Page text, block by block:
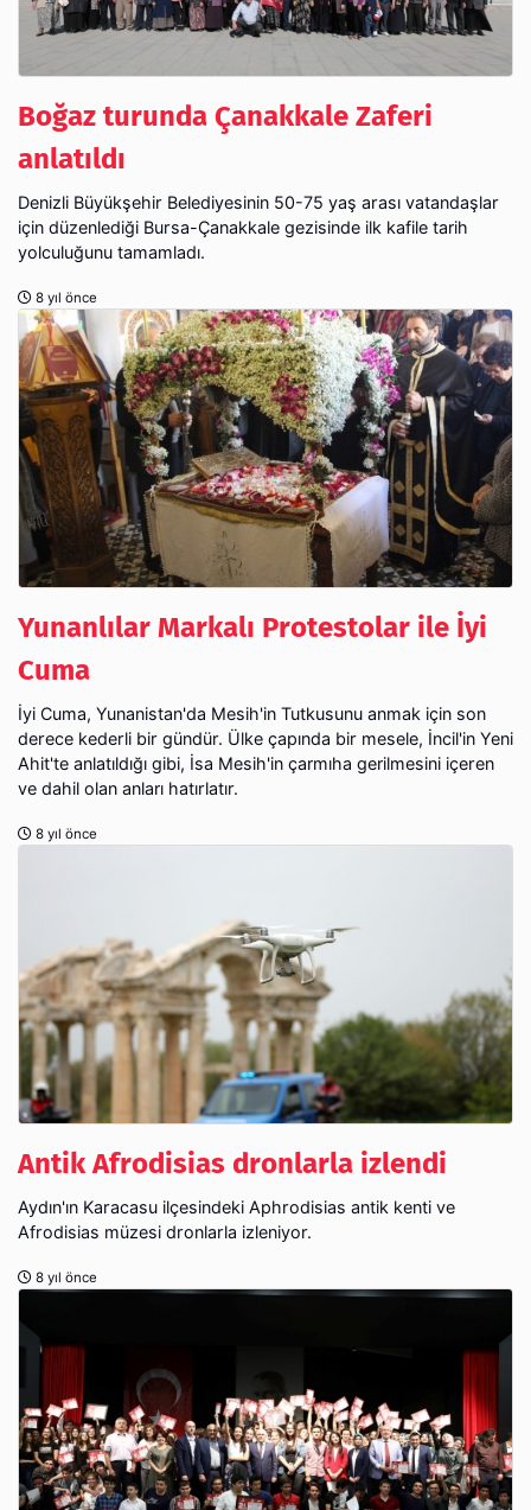
Boğaz turunda Çanakkale Zaferi
anlatıldı
Denizli Büyükşehir Belediyesinin 50-75 yaş arası vatandaşlar
için düzenlediği Bursa-Çanakkale gezisinde ilk kafile tarih
yolculuğunu tamamladı.
8 yıl önce
Yunanlılar Markalı Protestolar ile İyi
Cuma
İyi Cuma, Yunanistan'da Mesih'in Tutkusunu anmak için son
derece kederli bir gündür. Ülke çapında bir mesele, İncil'in Yeni
Ahit'te anlatıldığı gibi, İsa Mesih'in çarmıha gerilmesini içeren
ve dahil olan anları hatırlatır.
8 yıl önce
Antik Afrodisias dronlarla izlendi
Aydın'ın Karacasu ilçesindeki Aphrodisias antik kenti ve
Afrodisias müzesi dronlarla izleniyor.
8 yıl önce